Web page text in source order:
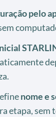
pelo
nome e
etapa, sem